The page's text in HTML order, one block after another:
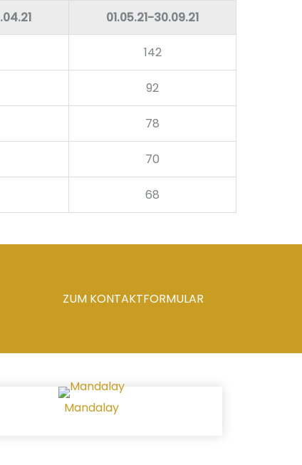
01.05.21-30.09.21
142
92
78
70
68
ZUM KONTAKTFORMULAR
Mandalay